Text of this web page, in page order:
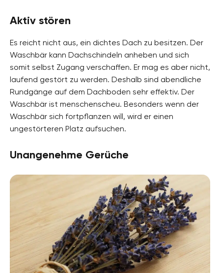
Aktiv stören
Es reicht nicht aus, ein dichtes Dach zu besitzen. Der
Waschbär kann Dachschindeln anheben und sich
somit selbst Zugang verschaffen. Er mag es aber nicht,
laufend gestört zu werden. Deshalb sind abendliche
Rundgänge auf dem Dachboden sehr effektiv. Der
Waschbär ist menschenscheu. Besonders wenn der
Waschbär sich fortpflanzen will, wird er einen
ungestörteren Platz aufsuchen.
Unangenehme Gerüche